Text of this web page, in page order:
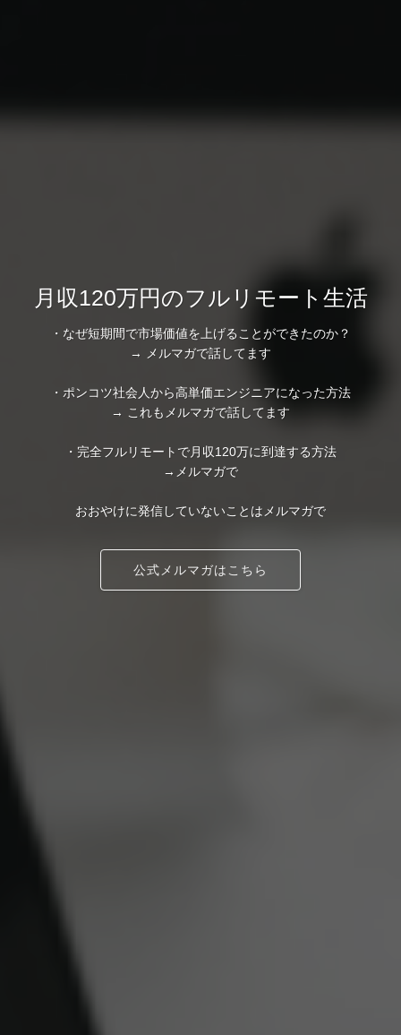
月収120万円のフルリモート生活
・なぜ短期間で市場価値を上げることができたのか？
→ メルマガで話してます
・ポンコツ社会人から高単価エンジニアになった方法
→ これもメルマガで話してます
・完全フルリモートで月収120万に到達する方法
→メルマガで
おおやけに発信していないことはメルマガで
公式メルマガはこちら